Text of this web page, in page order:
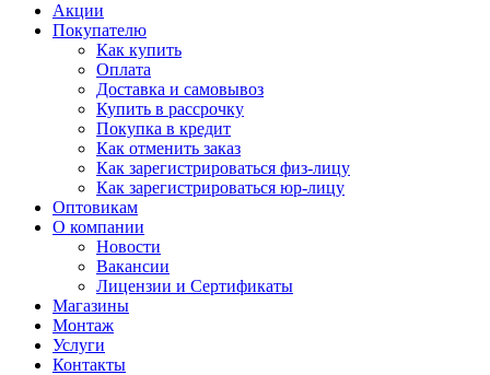
Акции
Покупателю
Как купить
Оплата
Доставка и самовывоз
Купить в рассрочку
Покупка в кредит
Как отменить заказ
Как зарегистрироваться физ-лицу
Как зарегистрироваться юр-лицу
Оптовикам
О компании
Новости
Вакансии
Лицензии и Сертификаты
Магазины
Монтаж
Услуги
Контакты